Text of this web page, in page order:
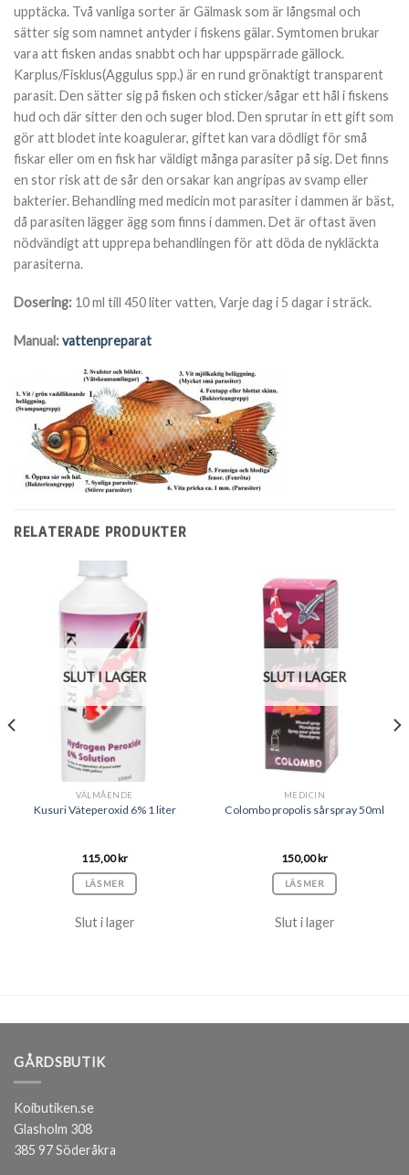
upptäcka. Två vanliga sorter är Gälmask som är långsmal och
sätter sig som namnet antyder i fiskens gälar. Symtomen brukar
vara att fisken andas snabbt och har uppspärrade gällock.
Karplus/Fisklus(Aggulus spp.) är en rund grönaktigt transparent
parasit. Den sätter sig på fisken och sticker/sågar ett hål i fiskens
hud och där sitter den och suger blod. Den sprutar in ett gift som
gör att blodet inte koagulerar, giftet kan vara dödligt för små
fiskar eller om en fisk har väldigt många parasiter på sig. Det finns
en stor risk att de sår den orsakar kan angripas av svamp eller
bakterier. Behandling med medicin mot parasiter i dammen är bäst,
då parasiten lägger ägg som finns i dammen. Det är oftast även
nödvändigt att upprepa behandlingen för att döda de nykläckta
parasiterna.
Dosering: 10 ml till 450 liter vatten, Varje dag i 5 dagar i sträck.
Manual:vattenpreparat
RELATERADE PRODUKTER
SLUT I LAGER
VÄLMÅENDE
Kusuri Väteperoxid 6% 1 liter
115,00kr
LÄS MER
Slut i lager
SLUT I LAGER
MEDICIN
Colombo propolis sårspray 50ml
150,00kr
LÄS MER
Slut i lager
GÅRDSBUTIK
Koibutiken.se
Glasholm 308
385 97 Söderåkra